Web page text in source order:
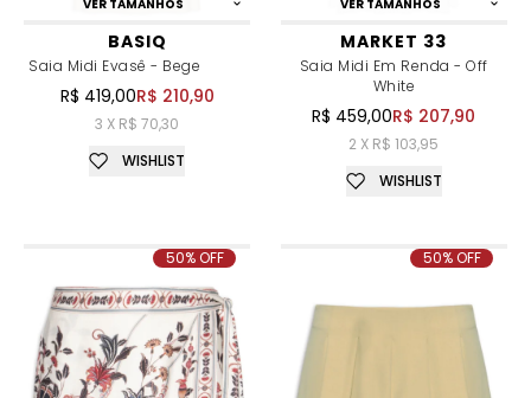
VER TAMANHOS
BASIQ
Saia Midi Evasê - Bege
R$ 419,00R$ 210,90
3 X R$ 70,30
WISHLIST
VER TAMANHOS
MARKET 33
Saia Midi Em Renda - Off
White
R$ 459,00R$ 207,90
2 X R$ 103,95
WISHLIST
50% OFF 50% OFF